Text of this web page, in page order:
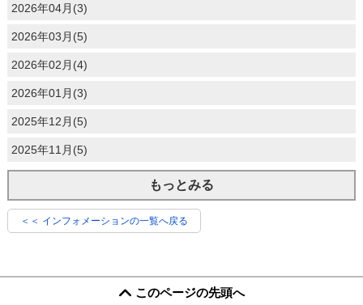
2026年04月(3)
2026年03月(5)
2026年02月(4)
2026年01月(3)
2025年12月(5)
2025年11月(5)
もっとみる
＜＜ インフォメーションの一覧へ戻る
このページの先頭へ